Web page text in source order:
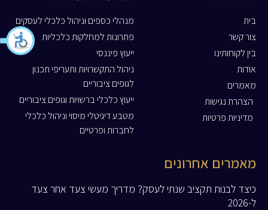
בית
צור קשר
בין לקוחותינו
אודות
מאמרים
הצהרת נגישות
מדיניות פרטיות
מנהלי כספים וניהול כלכלי לעסקים
פתרונות למחלקות כלכליות
ייעוץ פיננסי
ניהול התקשרויות ותעריפי תכנון
לגופים ציבוריים
ייעוץ כלכלי ברשויות וגופים ציבוריים
מטבע דיגיטלי מיסוי וניהול כלכלי
לחברות ופרטיים
מאמרים אחרונים
כיצד לבנות תקציב שנתי לעסק? מדריך מעשי צעד אחר צעד
ל-2026